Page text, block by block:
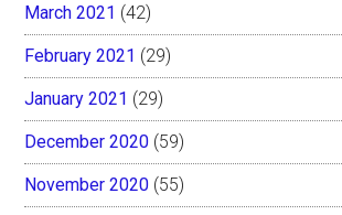
March 2021 (42)
February 2021 (29)
January 2021 (29)
December 2020 (59)
November 2020 (55)